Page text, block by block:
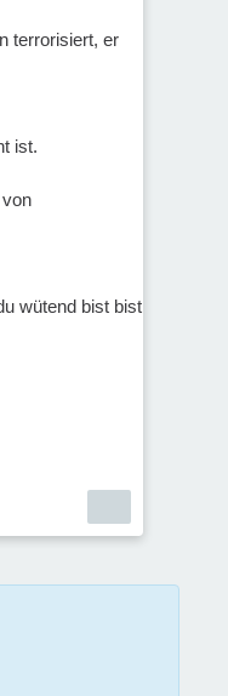
terrorisiert, er
ist.
wütend bist bist